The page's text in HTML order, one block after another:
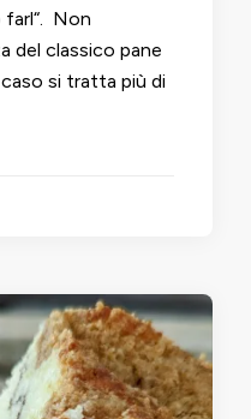
farl“. Non
del classico pane
si tratta più di